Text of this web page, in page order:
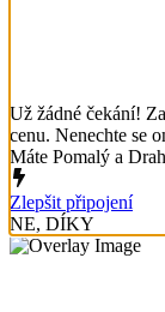
Už žádné čekání!
cenu. Nenechte se
Máte Pomalý a
Zlepšit připojení
NE, DÍKY